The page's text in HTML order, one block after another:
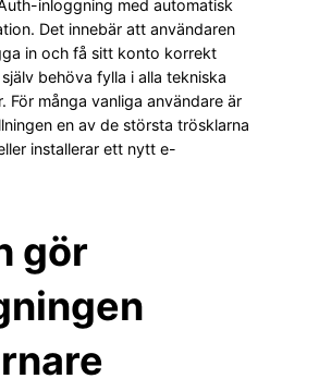
inloggning med automatisk
Det innebär att användaren
in och få sitt konto korrekt
behöva fylla i alla tekniska
För många vanliga användare är
en av de största trösklarna
installerar ett nytt e-
gör